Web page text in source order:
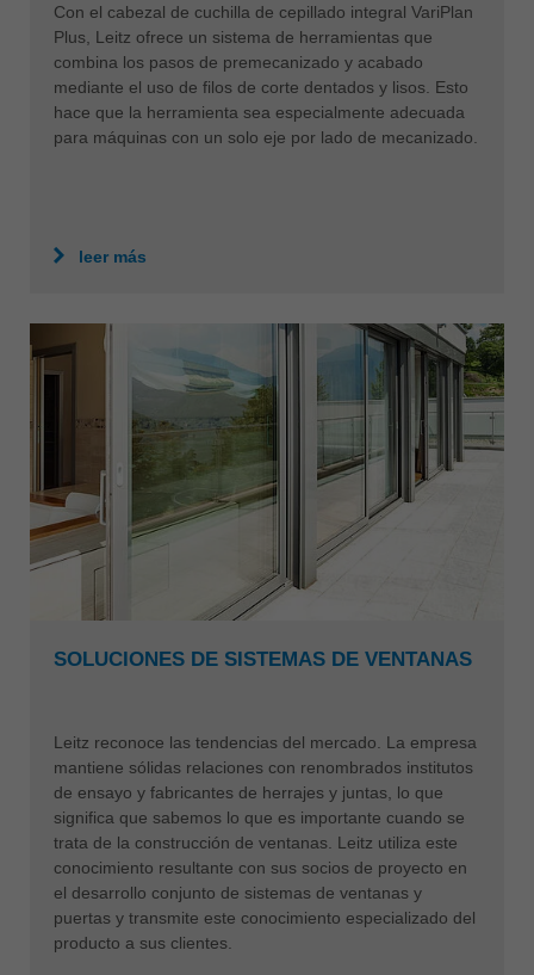
Con el cabezal de cuchilla de cepillado integral VariPlan
Plus, Leitz ofrece un sistema de herramientas que
combina los pasos de premecanizado y acabado
mediante el uso de filos de corte dentados y lisos. Esto
hace que la herramienta sea especialmente adecuada
para máquinas con un solo eje por lado de mecanizado.
leer más
SOLUCIONES DE SISTEMAS DE VENTANAS
Leitz reconoce las tendencias del mercado. La empresa
mantiene sólidas relaciones con renombrados institutos
de ensayo y fabricantes de herrajes y juntas, lo que
significa que sabemos lo que es importante cuando se
trata de la construcción de ventanas. Leitz utiliza este
conocimiento resultante con sus socios de proyecto en
el desarrollo conjunto de sistemas de ventanas y
puertas y transmite este conocimiento especializado del
producto a sus clientes.